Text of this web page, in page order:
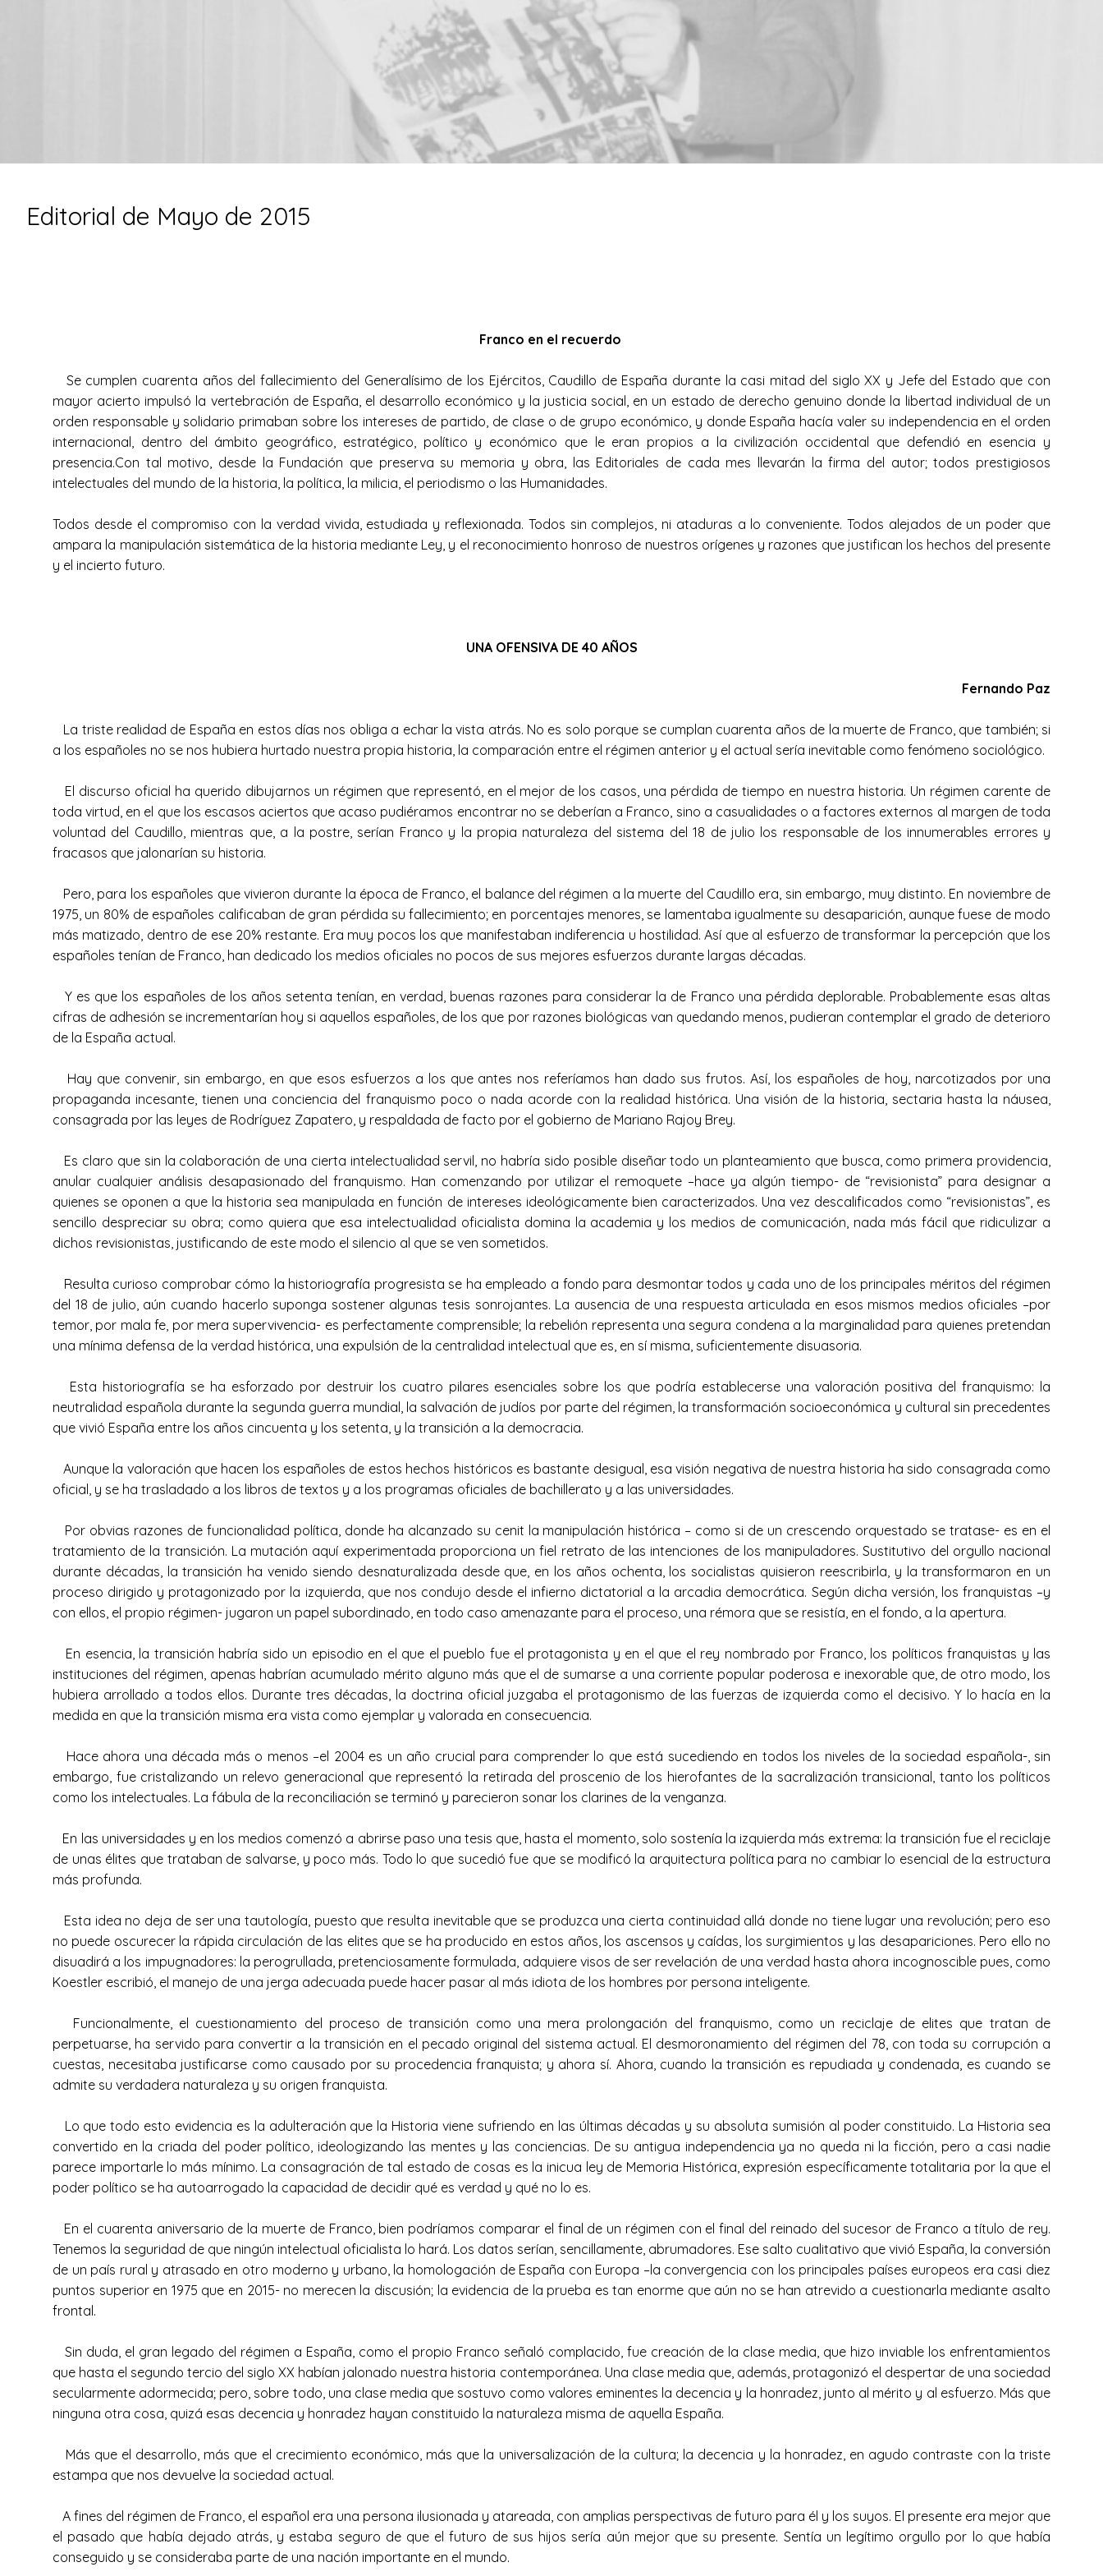
Editorial de Mayo de 2015
Franco en el recuerdo
Se cumplen cuarenta años del fallecimiento del Generalísimo de los Ejércitos, Caudillo de España durante la casi mitad del siglo XX y Jefe del Estado que con
mayor acierto impulsó la vertebración de España, el desarrollo económico y la justicia social, en un estado de derecho genuino donde la libertad individual de un
orden responsable y solidario primaban sobre los intereses de partido, de clase o de grupo económico, y donde España hacía valer su independencia en el orden
internacional, dentro del ámbito geográfico, estratégico, político y económico que le eran propios a la civilización occidental que defendió en esencia y
presencia.Con tal motivo, desde la Fundación que preserva su memoria y obra, las Editoriales de cada mes llevarán la firma del autor; todos prestigiosos
intelectuales del mundo de la historia, la política, la milicia, el periodismo o las Humanidades.
Todos desde el compromiso con la verdad vivida, estudiada y reflexionada. Todos sin complejos, ni ataduras a lo conveniente. Todos alejados de un poder que
ampara la manipulación sistemática de la historia mediante Ley, y el reconocimiento honroso de nuestros orígenes y razones que justifican los hechos del presente
y el incierto futuro.
UNA OFENSIVA DE 40 AÑOS
Fernando Paz
La triste realidad de España en estos días nos obliga a echar la vista atrás. No es solo porque se cumplan cuarenta años de la muerte de Franco, que también; si
a los españoles no se nos hubiera hurtado nuestra propia historia, la comparación entre el régimen anterior y el actual sería inevitable como fenómeno sociológico.
El discurso oficial ha querido dibujarnos un régimen que representó, en el mejor de los casos, una pérdida de tiempo en nuestra historia. Un régimen carente de
toda virtud, en el que los escasos aciertos que acaso pudiéramos encontrar no se deberían a Franco, sino a casualidades o a factores externos al margen de toda
voluntad del Caudillo, mientras que, a la postre, serían Franco y la propia naturaleza del sistema del 18 de julio los responsable de los innumerables errores y
fracasos que jalonarían su historia.
Pero, para los españoles que vivieron durante la época de Franco, el balance del régimen a la muerte del Caudillo era, sin embargo, muy distinto. En noviembre de
1975, un 80% de españoles calificaban de gran pérdida su fallecimiento; en porcentajes menores, se lamentaba igualmente su desaparición, aunque fuese de modo
más matizado, dentro de ese 20% restante. Era muy pocos los que manifestaban indiferencia u hostilidad. Así que al esfuerzo de transformar la percepción que los
españoles tenían de Franco, han dedicado los medios oficiales no pocos de sus mejores esfuerzos durante largas décadas.
Y es que los españoles de los años setenta tenían, en verdad, buenas razones para considerar la de Franco una pérdida deplorable. Probablemente esas altas
cifras de adhesión se incrementarían hoy si aquellos españoles, de los que por razones biológicas van quedando menos, pudieran contemplar el grado de deterioro
de la España actual.
Hay que convenir, sin embargo, en que esos esfuerzos a los que antes nos referíamos han dado sus frutos. Así, los españoles de hoy, narcotizados por una
propaganda incesante, tienen una conciencia del franquismo poco o nada acorde con la realidad histórica. Una visión de la historia, sectaria hasta la náusea,
consagrada por las leyes de Rodríguez Zapatero, y respaldada de facto por el gobierno de Mariano Rajoy Brey.
Es claro que sin la colaboración de una cierta intelectualidad servil, no habría sido posible diseñar todo un planteamiento que busca, como primera providencia,
anular cualquier análisis desapasionado del franquismo. Han comenzando por utilizar el remoquete –hace ya algún tiempo- de “revisionista” para designar a
quienes se oponen a que la historia sea manipulada en función de intereses ideológicamente bien caracterizados. Una vez descalificados como “revisionistas”, es
sencillo despreciar su obra; como quiera que esa intelectualidad oficialista domina la academia y los medios de comunicación, nada más fácil que ridiculizar a
dichos revisionistas, justificando de este modo el silencio al que se ven sometidos.
Resulta curioso comprobar cómo la historiografía progresista se ha empleado a fondo para desmontar todos y cada uno de los principales méritos del régimen
del 18 de julio, aún cuando hacerlo suponga sostener algunas tesis sonrojantes. La ausencia de una respuesta articulada en esos mismos medios oficiales –por
temor, por mala fe, por mera supervivencia- es perfectamente comprensible; la rebelión representa una segura condena a la marginalidad para quienes pretendan
una mínima defensa de la verdad histórica, una expulsión de la centralidad intelectual que es, en sí misma, suficientemente disuasoria.
Esta historiografía se ha esforzado por destruir los cuatro pilares esenciales sobre los que podría establecerse una valoración positiva del franquismo: la
neutralidad española durante la segunda guerra mundial, la salvación de judíos por parte del régimen, la transformación socioeconómica y cultural sin precedentes
que vivió España entre los años cincuenta y los setenta, y la transición a la democracia.
Aunque la valoración que hacen los españoles de estos hechos históricos es bastante desigual, esa visión negativa de nuestra historia ha sido consagrada como
oficial, y se ha trasladado a los libros de textos y a los programas oficiales de bachillerato y a las universidades.
Por obvias razones de funcionalidad política, donde ha alcanzado su cenit la manipulación histórica – como si de un crescendo orquestado se tratase- es en el
tratamiento de la transición. La mutación aquí experimentada proporciona un fiel retrato de las intenciones de los manipuladores. Sustitutivo del orgullo nacional
durante décadas, la transición ha venido siendo desnaturalizada desde que, en los años ochenta, los socialistas quisieron reescribirla, y la transformaron en un
proceso dirigido y protagonizado por la izquierda, que nos condujo desde el infierno dictatorial a la arcadia democrática. Según dicha versión, los franquistas –y
con ellos, el propio régimen- jugaron un papel subordinado, en todo caso amenazante para el proceso, una rémora que se resistía, en el fondo, a la apertura.
En esencia, la transición habría sido un episodio en el que el pueblo fue el protagonista y en el que el rey nombrado por Franco, los políticos franquistas y las
instituciones del régimen, apenas habrían acumulado mérito alguno más que el de sumarse a una corriente popular poderosa e inexorable que, de otro modo, los
hubiera arrollado a todos ellos. Durante tres décadas, la doctrina oficial juzgaba el protagonismo de las fuerzas de izquierda como el decisivo. Y lo hacía en la
medida en que la transición misma era vista como ejemplar y valorada en consecuencia.
Hace ahora una década más o menos –el 2004 es un año crucial para comprender lo que está sucediendo en todos los niveles de la sociedad española-, sin
embargo, fue cristalizando un relevo generacional que representó la retirada del proscenio de los hierofantes de la sacralización transicional, tanto los políticos
como los intelectuales. La fábula de la reconciliación se terminó y parecieron sonar los clarines de la venganza.
En las universidades y en los medios comenzó a abrirse paso una tesis que, hasta el momento, solo sostenía la izquierda más extrema: la transición fue el reciclaje
de unas élites que trataban de salvarse, y poco más. Todo lo que sucedió fue que se modificó la arquitectura política para no cambiar lo esencial de la estructura
más profunda.
Esta idea no deja de ser una tautología, puesto que resulta inevitable que se produzca una cierta continuidad allá donde no tiene lugar una revolución; pero eso
no puede oscurecer la rápida circulación de las elites que se ha producido en estos años, los ascensos y caídas, los surgimientos y las desapariciones. Pero ello no
disuadirá a los impugnadores: la perogrullada, pretenciosamente formulada, adquiere visos de ser revelación de una verdad hasta ahora incognoscible pues, como
Koestler escribió, el manejo de una jerga adecuada puede hacer pasar al más idiota de los hombres por persona inteligente.
Funcionalmente, el cuestionamiento del proceso de transición como una mera prolongación del franquismo, como un reciclaje de elites que tratan de
perpetuarse, ha servido para convertir a la transición en el pecado original del sistema actual. El desmoronamiento del régimen del 78, con toda su corrupción a
cuestas, necesitaba justificarse como causado por su procedencia franquista; y ahora sí. Ahora, cuando la transición es repudiada y condenada, es cuando se
admite su verdadera naturaleza y su origen franquista.
Lo que todo esto evidencia es la adulteración que la Historia viene sufriendo en las últimas décadas y su absoluta sumisión al poder constituido. La Historia sea
convertido en la criada del poder político, ideologizando las mentes y las conciencias. De su antigua independencia ya no queda ni la ficción, pero a casi nadie
parece importarle lo más mínimo. La consagración de tal estado de cosas es la inicua ley de Memoria Histórica, expresión específicamente totalitaria por la que el
poder político se ha autoarrogado la capacidad de decidir qué es verdad y qué no lo es.
En el cuarenta aniversario de la muerte de Franco, bien podríamos comparar el final de un régimen con el final del reinado del sucesor de Franco a título de rey.
Tenemos la seguridad de que ningún intelectual oficialista lo hará. Los datos serían, sencillamente, abrumadores. Ese salto cualitativo que vivió España, la conversión
de un país rural y atrasado en otro moderno y urbano, la homologación de España con Europa –la convergencia con los principales países europeos era casi diez
puntos superior en 1975 que en 2015- no merecen la discusión; la evidencia de la prueba es tan enorme que aún no se han atrevido a cuestionarla mediante asalto
frontal.
Sin duda, el gran legado del régimen a España, como el propio Franco señaló complacido, fue creación de la clase media, que hizo inviable los enfrentamientos
que hasta el segundo tercio del siglo XX habían jalonado nuestra historia contemporánea. Una clase media que, además, protagonizó el despertar de una sociedad
secularmente adormecida; pero, sobre todo, una clase media que sostuvo como valores eminentes la decencia y la honradez, junto al mérito y al esfuerzo. Más que
ninguna otra cosa, quizá esas decencia y honradez hayan constituido la naturaleza misma de aquella España.
Más que el desarrollo, más que el crecimiento económico, más que la universalización de la cultura; la decencia y la honradez, en agudo contraste con la triste
estampa que nos devuelve la sociedad actual.
A fines del régimen de Franco, el español era una persona ilusionada y atareada, con amplias perspectivas de futuro para él y los suyos. El presente era mejor que
el pasado que había dejado atrás, y estaba seguro de que el futuro de sus hijos sería aún mejor que su presente. Sentía un legítimo orgullo por lo que había
conseguido y se consideraba parte de una nación importante en el mundo.